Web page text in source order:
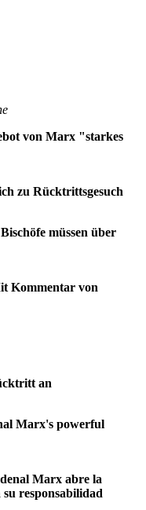
von Marx "starkes
zu Rücktrittsgesuch
müssen über
Kommentar von
an
Marx's powerful
Marx abre la
responsabilidad